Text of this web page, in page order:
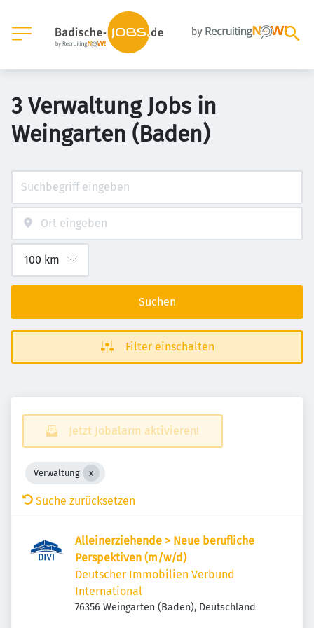
3 Verwaltung Jobs in
Weingarten (Baden)
Suchen
Filter einschalten
Jetzt Jobalarm aktivieren!
Verwaltung
Suche zurücksetzen
Alleinerziehende > Neue berufliche
Perspektiven (m/w/d)
Deutscher Immobilien Verbund
International
76356 Weingarten (Baden), Deutschland